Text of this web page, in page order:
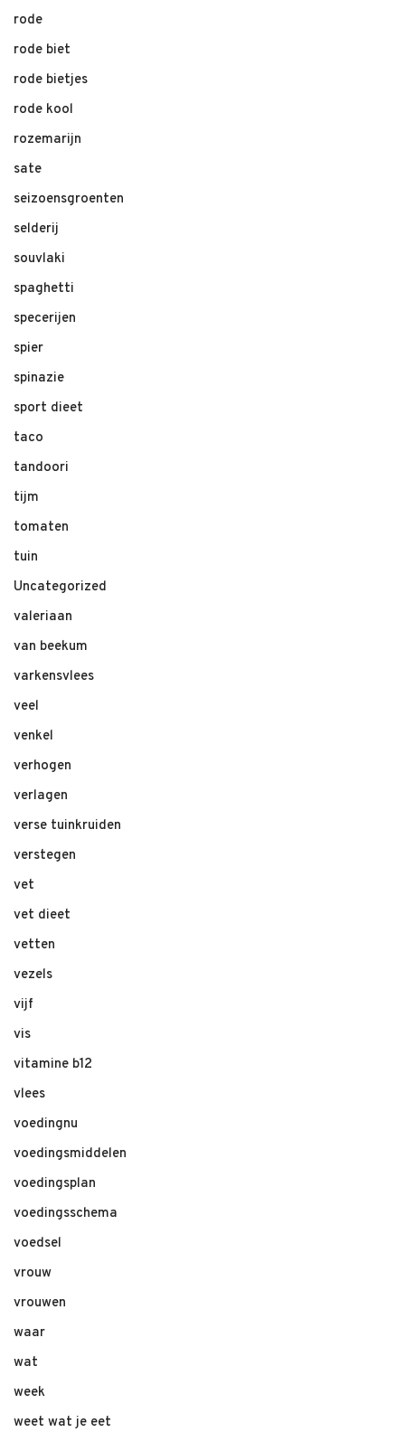
rode
rode biet
rode bietjes
rode kool
rozemarijn
sate
seizoensgroenten
selderij
souvlaki
spaghetti
specerijen
spier
spinazie
sport dieet
taco
tandoori
tijm
tomaten
tuin
Uncategorized
valeriaan
van beekum
varkensvlees
veel
venkel
verhogen
verlagen
verse tuinkruiden
verstegen
vet
vet dieet
vetten
vezels
vijf
vis
vitamine b12
vlees
voedingnu
voedingsmiddelen
voedingsplan
voedingsschema
voedsel
vrouw
vrouwen
waar
wat
week
weet wat je eet